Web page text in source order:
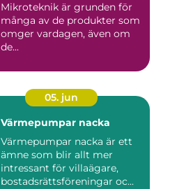
Mikroteknik är grunden för
många av de produkter som
omger vardagen, även om
de...
05. jun
Värmepumpar nacka
Värmepumpar nacka är ett
ämne som blir allt mer
intressant för villaägare,
bostadsrättsföreningar oc...